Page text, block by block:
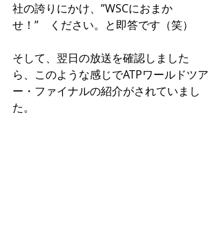
社の誇りにかけ、”WSCにおまか
せ！”　ください。と即答です（笑）
そして、翌日の放送を確認しました
ら、このような感じでATPワールドツア
ー・ファイナルの紹介がされていまし
た。